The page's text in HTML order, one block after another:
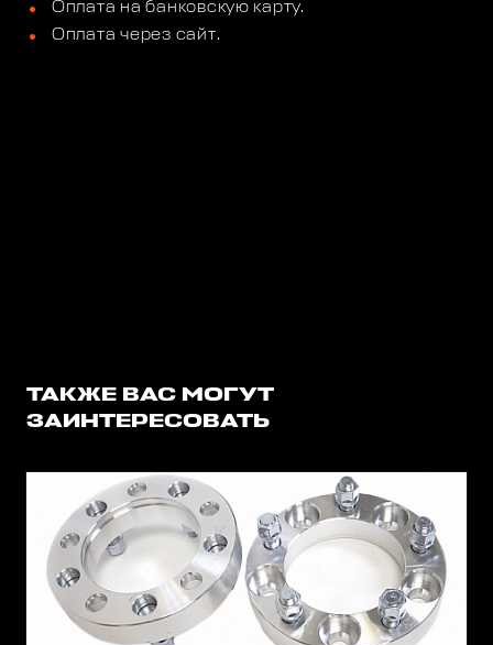
Оплата на банковскую карту.
Оплата через сайт.
ТАКЖЕ ВАС МОГУТ
ЗАИНТЕРЕСОВАТЬ